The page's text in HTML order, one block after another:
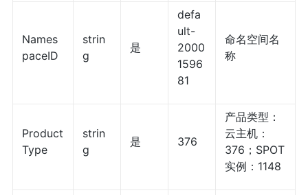
Names
paceID
strin
g
是
defa
ult-
2000
1596
81
命名空间名
称
Product
Type
strin
g
是 376
产品类型：
云主机：
376；SPOT
实例：1148